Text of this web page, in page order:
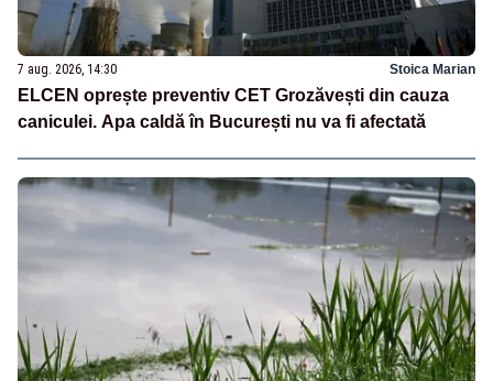
7 aug. 2026, 14:30 Stoica Marian
ELCEN oprește preventiv CET Grozăvești din cauza
caniculei. Apa caldă în București nu va fi afectată